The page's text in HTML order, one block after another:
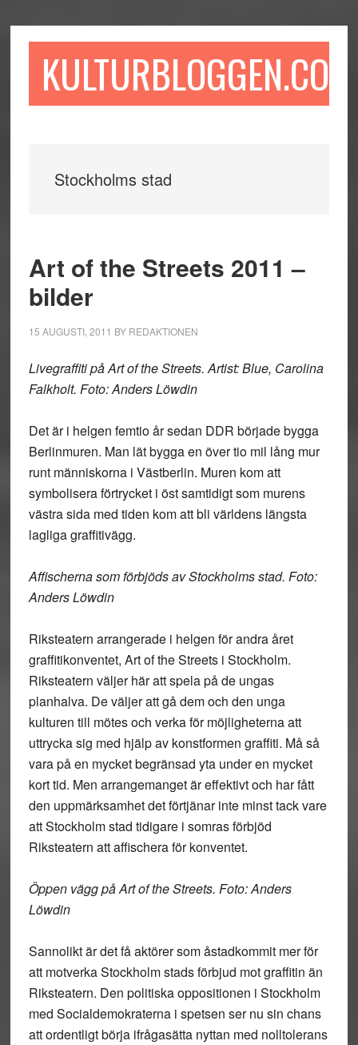
till
till
sidofältet
till
KULTURBLOGGEN.COM
Stockholms stad
Art of the Streets 2011 –
bilder
15 AUGUSTI, 2011 BY REDAKTIONEN
Livegraffiti på Art of the Streets. Artist: Blue, Carolina
Falkholt. Foto: Anders Löwdin
Det är i helgen femtio år sedan DDR började bygga
Berlinmuren. Man lät bygga en över tio mil lång mur
runt människorna i Västberlin. Muren kom att
symbolisera förtrycket i öst samtidigt som murens
västra sida med tiden kom att bli världens längsta
lagliga graffitivägg.
Affischerna som förbjöds av Stockholms stad. Foto:
Anders Löwdin
Riksteatern arrangerade i helgen för andra året
graffitikonventet, Art of the Streets i Stockholm.
Riksteatern väljer här att spela på de ungas
planhalva. De väljer att gå dem och den unga
kulturen till mötes och verka för möjligheterna att
uttrycka sig med hjälp av konstformen graffiti. Må så
vara på en mycket begränsad yta under en mycket
kort tid. Men arrangemanget är effektivt och har fått
den uppmärksamhet det förtjänar inte minst tack vare
att Stockholm stad tidigare i somras förbjöd
Riksteatern att affischera för konventet.
Öppen vägg på Art of the Streets. Foto: Anders
Löwdin
Sannolikt är det få aktörer som åstadkommit mer för
att motverka Stockholm stads förbjud mot graffitin än
Riksteatern. Den politiska oppositionen i Stockholm
med Socialdemokraterna i spetsen ser nu sin chans
att ordentligt börja ifrågasätta nyttan med nolltolerans